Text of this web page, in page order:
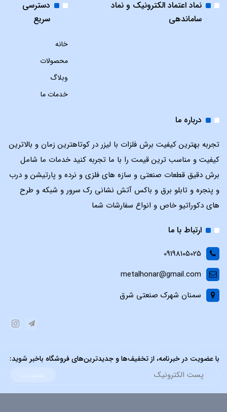
نماد اعتماد الکترونیک و نماد
ساماندهی
دسترسی
سریع
خانه
محصولات
وبلاگ
خدمات ما
درباره ما
تجربه بهترین کیفیت برش فلزات با لیزر در کوتاهترین زمان و بالاترین
کیفیت و مناسب ترین قیمت را با ما تجربه کنید خدمات ما شامل
برش دقیق قطعات صنعتی و سازه های فلزی و نرده و پارتیشن و درب
و پنجره و تابلو برق و باکس آتش نشانی رک سرور و شبکه و طرح
های دکوراتیو خاص و انواع سفارشات شما
ارتباط با ما
09198105025
metalhonar@gmail.com
سمنان شهرک صنعتی شرق
با عضویت در خبرنامه، از تخفیف‌ها و جدیدترین‌های فروشگاه باخبر شوید: